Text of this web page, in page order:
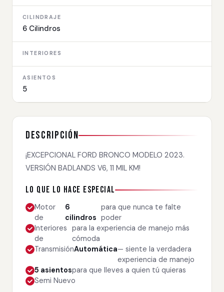
CILINDRAJE
6 Cilindros
INTERIORES
ASIENTOS
5
Descripción
¡EXCEPCIONAL FORD BRONCO MODELO 2023.
VERSIÓN BADLANDS V6, 11 MIL KM!
Lo que lo hace especial
Motor
de
6
cilindros
para que nunca te falte
poder
Interiores
de
para la experiencia de manejo más
cómoda
TransmisiónAutomática— siente la verdadera
experiencia de manejo
5 asientospara que lleves a quien tú quieras
Semi Nuevo